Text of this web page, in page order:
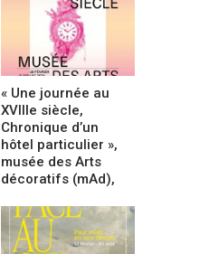
« Une journée au
XVIIIe siècle,
Chronique d’un
hôtel particulier »,
musée des Arts
décoratifs (mAd),